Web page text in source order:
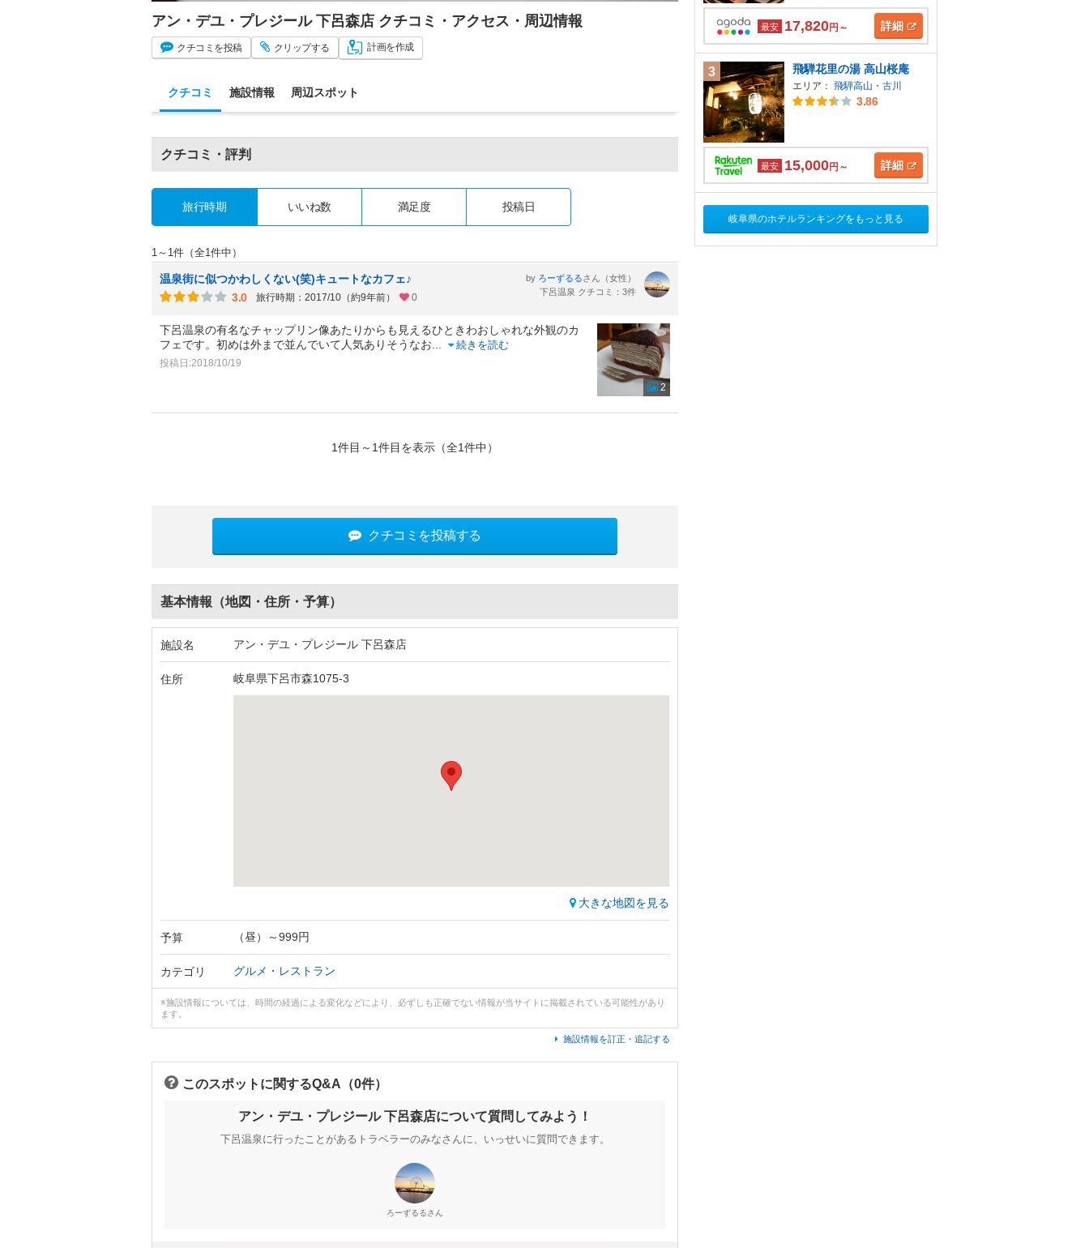
アン・デユ・プレジール 下呂森店 クチコミ・アクセス・周辺情報
クチコミ を投稿 クリップする 計画を作成
クチコミ 施設情報 周辺スポット
クチコミ・評判
旅行時期 いいね数 満足度 投稿日
1～1件（全1件中）
温泉街に似つかわしくない(笑)キュートなカフェ♪
3.0
旅行時期：2017/10（約9年前） 0
by ろーずるるさん（女性）
下呂温泉 クチコミ：3件
下呂温泉の有名なチャップリン像あたりからも見えるひときわおしゃれな外観のカ
フェです。初めは外まで並んでいて人気ありそうなお
続きを読む
投稿日:2018/10/19
2
1件目～1件目を表示（全1件中）
クチコミを投稿する
基本情報（地図・住所・予算）
施設名 アン・デユ・プレジール 下呂森店
住所 岐阜県下呂市森1075-3
大きな地図を見る
予算 （昼）～999円
カテゴリ グルメ・レストラン
※施設情報については、時間の経過による変化などにより、必ずしも正確でない情報が当サイトに掲載されている可能性があり
ます。
施設情報を訂正・追記する
このスポットに関するQ&A（0件）
アン・デユ・プレジール 下呂森店について質問してみよう！
下呂温泉に行ったことがあるトラベラーのみなさんに、いっせいに質問できます。
ろーずるるさん
最安 17,820円～ 詳細
3 飛騨花里の湯 高山桜庵
エリア： 飛騨高山・古川
3.86
最安 15,000円～ 詳細
岐阜県のホテルランキングをもっと見る